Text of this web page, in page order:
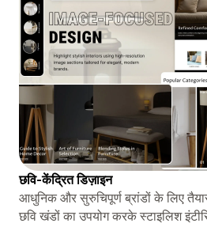
छवि-केंद्रित डिज़ाइन
आधुनिक और सुरुचिपूर्ण ब्रांडों के लिए
छवि खंडों का उपयोग करके स्टाइलिश